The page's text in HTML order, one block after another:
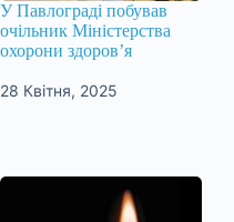
У Павлограді побував
очільник Міністерства
охорони здоров’я
28 Квітня, 2025